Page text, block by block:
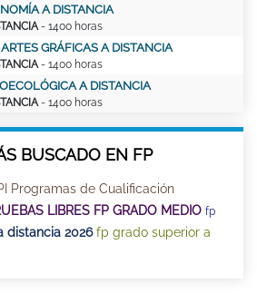
A DISTANCIA
- 1400 horas
GRÁFICAS A DISTANCIA
- 1400 horas
A DISTANCIA
- 1400 horas
BUSCADO EN FP
Programas de Cualificación
LIBRES FP GRADO MEDIO fp
distancia 2026 fp grado superior a